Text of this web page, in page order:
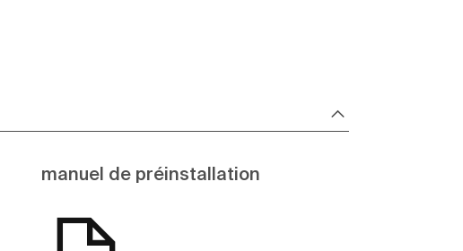
manuel de préinstallation